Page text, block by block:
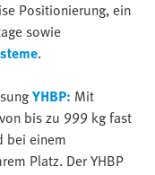
Positionierung, ein
sowie
.
YHBP: Mit
bis zu 999 kg fast
bei einem
Platz. Der YHBP